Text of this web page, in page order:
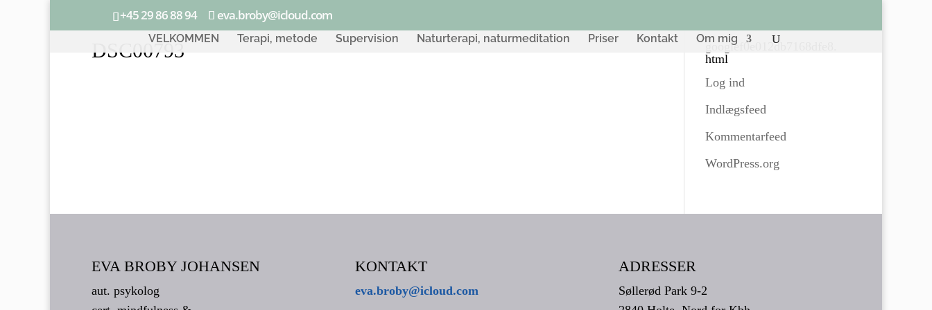
+45 29 86 88 94 eva.broby@icloud.com
VELKOMMEN Terapi, metode Supervision Naturterapi, naturmeditation Priser Kontakt Om mig
DSC00793
googlef0e012db7168dfe8.
html
Log ind
Indlægsfeed
Kommentarfeed
WordPress.org
EVA BROBY JOHANSEN
aut. psykolog
KONTAKT
eva.broby@icloud.com
ADRESSER
Søllerød Park 9-2